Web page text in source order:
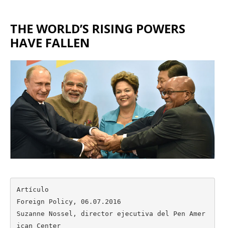
THE WORLD’S RISING POWERS
HAVE FALLEN
Artículo
Foreign Policy, 06.07.2016
Suzanne Nossel, director ejecutiva del Pen Amer
ican Center